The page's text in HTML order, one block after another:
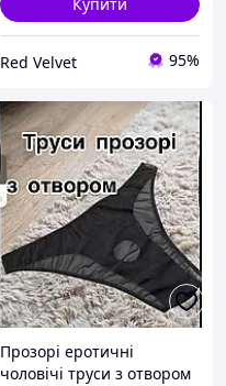
Red Velvet 95%
Прозорі еротичні
чоловічі труси з отвором